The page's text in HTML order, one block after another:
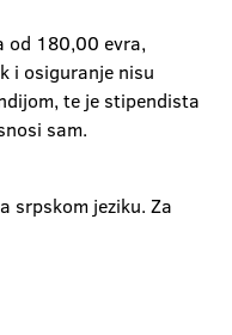
od 180,00 evra,
i osiguranje nisu
te je stipendista
sam.
srpskom jeziku. Za